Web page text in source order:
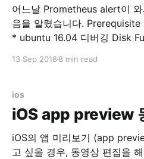
어느날 Prometheus alert이
음을 알렸습니다. Prerequisite * AWS Opsworks chef12
* ubuntu 16.04 디버깅 Disk Full 확인해보니 문제는 no
니다. 확인해보니 portus의 nginx 로그가 2GB 씩 stdout,
AWS opsworks
13 Sep 2018 8 min read
ios
iOS app preview
iOS의 앱 미리보기 (app
고 싶을 경우, 동영상 편집을